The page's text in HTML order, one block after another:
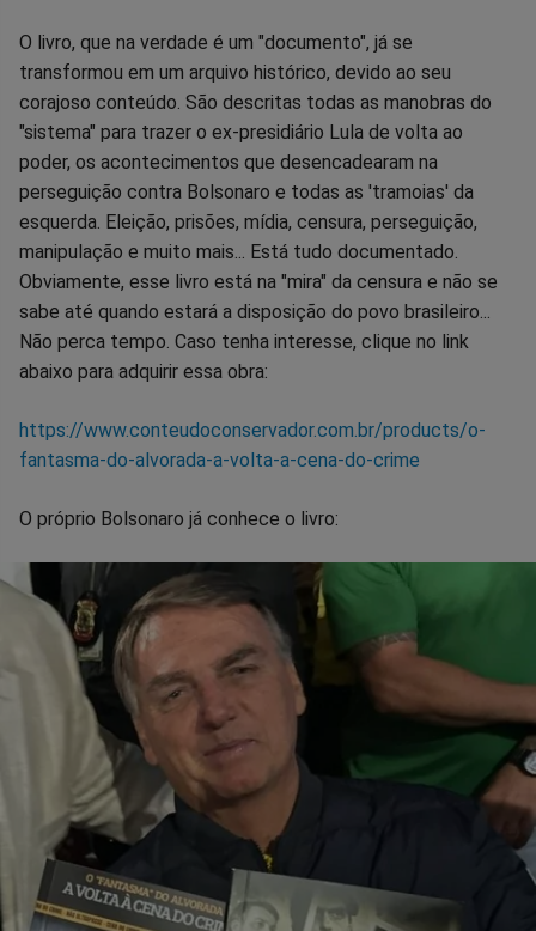
O livro, que na verdade é um "documento", já se
transformou em um arquivo histórico, devido ao seu
corajoso conteúdo. São descritas todas as manobras do
"sistema" para trazer o ex-presidiário Lula de volta ao
poder, os acontecimentos que desencadearam na
perseguição contra Bolsonaro e todas as 'tramoias' da
esquerda. Eleição, prisões, mídia, censura, perseguição,
manipulação e muito mais... Está tudo documentado.
Obviamente, esse livro está na "mira" da censura e não se
sabe até quando estará a disposição do povo brasileiro...
Não perca tempo. Caso tenha interesse, clique no link
abaixo para adquirir essa obra:
https://www.conteudoconservador.com.br/products/o-
fantasma-do-alvorada-a-volta-a-cena-do-crime
O próprio Bolsonaro já conhece o livro: